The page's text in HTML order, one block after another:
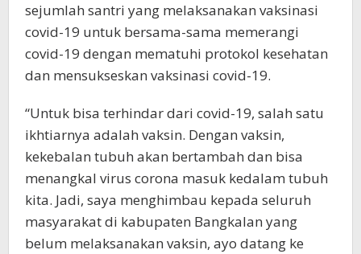
sejumlah santri yang melaksanakan vaksinasi
covid-19 untuk bersama-sama memerangi
covid-19 dengan mematuhi protokol kesehatan
dan mensukseskan vaksinasi covid-19.
“Untuk bisa terhindar dari covid-19, salah satu
ikhtiarnya adalah vaksin. Dengan vaksin,
kekebalan tubuh akan bertambah dan bisa
menangkal virus corona masuk kedalam tubuh
kita. Jadi, saya menghimbau kepada seluruh
masyarakat di kabupaten Bangkalan yang
belum melaksanakan vaksin, ayo datang ke